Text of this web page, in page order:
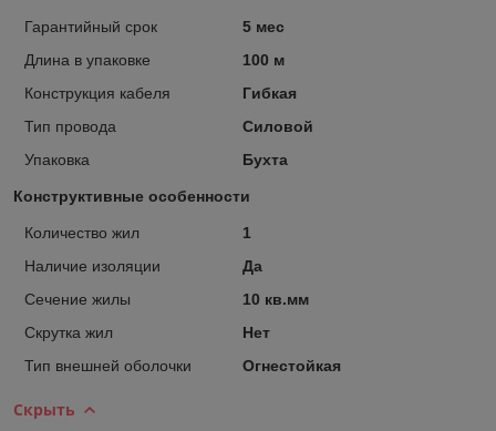
Гарантийный срок
5 мес
Длина в упаковке
100 м
Конструкция кабеля
Гибкая
Тип провода
Силовой
Упаковка
Бухта
Конструктивные особенности
Количество жил
1
Наличие изоляции
Да
Сечение жилы
10 кв.мм
Скрутка жил
Нет
Тип внешней оболочки
Огнестойкая
Скрыть